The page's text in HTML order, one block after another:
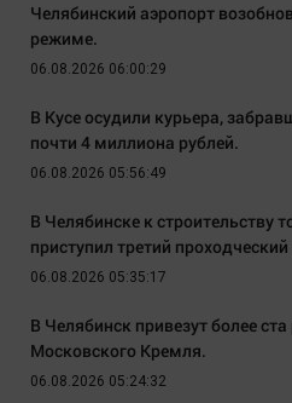
Челябинский аэропорт
режиме.
06.08.2026 06:00:29
В Кусе осудили курьера,
почти 4 миллиона рублей.
06.08.2026 05:56:49
В Челябинске к строительству
приступил третий
06.08.2026 05:35:17
В Челябинск привезут более
Московского Кремля.
06.08.2026 05:24:32